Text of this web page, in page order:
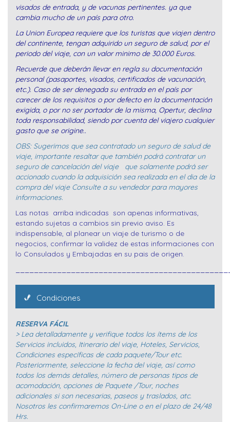
visados de entrada, y de vacunas pertinentes. ya que
cambia mucho de un país para otro.
La Union Europea requiere que los turistas que viajen dentro
del continente, tengan adquirido un seguro de salud, por el
periodo del viaje, con un valor minimo de 30.000 Euros.
Recuerde que deberán llevar en regla su documentación
personal (pasaportes, visados, certificados de vacunación,
etc.). Caso de ser denegada su entrada en el país por
carecer de los requisitos o por defecto en la documentación
exigida, o por no ser portador de la misma, Opertur, declina
toda responsabilidad, siendo por cuenta del viajero cualquier
gasto que se origine..
OBS: Sugerimos que sea contratado un seguro de salud de
viaje, importante resaltar que también podrá contratar un
seguro de cancelación del viaje que solamente podrá ser
accionado cuando la adquisición sea realizada en el dia de la
compra del viaje Consulte a su vendedor para mayores
informaciones.
Las notas arriba indicadas son apenas informativas,
estando sujetas a cambios sin previo aviso. Es
indispensable, al planear un viaje de turismo o de
negocios, confirmar la validez de estas informaciones con
lo Consulados y Embajadas en su pais de origen.
Condiciones
RESERVA FÁCIL
> Lea detalladamente y verifique todos los ítems de los
Servicios incluidos, Itinerario del viaje, Hoteles, Servicios,
Condiciones específicas de cada paquete/Tour etc.
Posteriormente, seleccione la fecha del viaje, así como
todos los demás detalles, número de personas tipos de
acomodación, opciones de Paquete /Tour, noches
adicionales si son necesarias, paseos y traslados, atc.
Nosotros les confirmaremos On-Line o en el plazo de 24/48
Hrs.